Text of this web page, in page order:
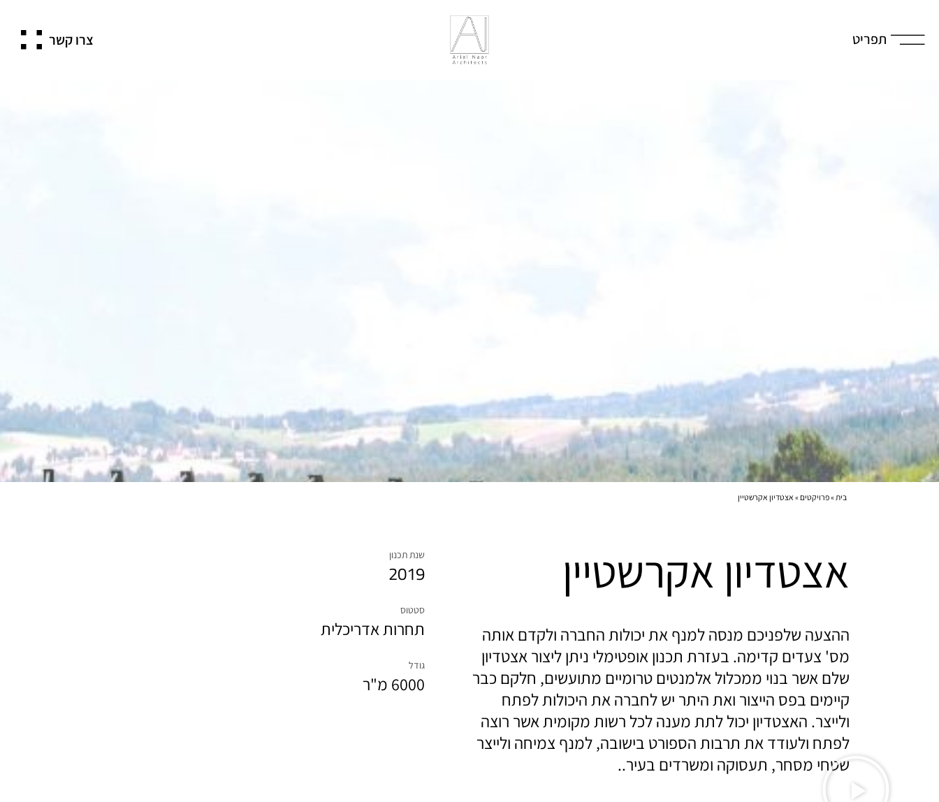
תפריט צרו קשר
בית»פרויקטים» אצטדיון אקרשטיין
אצטדיון אקרשטיין
ההצעה שלפניכם מנסה למנף את יכולות החברה ולקדם אותה
מס' צעדים קדימה. בעזרת תכנון אופטימלי ניתן ליצור אצטדיון
שלם אשר בנוי ממכלול אלמנטים טרומיים מתועשים, חלקם כבר
קיימים בפס הייצור ואת היתר יש לחברה את היכולות לפתח
ולייצר. האצטדיון יכול לתת מענה לכל רשות מקומית אשר רוצה
לפתח ולעודד את תרבות הספורט בישובה, למנף צמיחה ולייצר
שטחי מסחר, תעסוקה ומשרדים בעיר..
שנת תכנון
2019
סטטוס
תחרות אדריכלית
גודל
6000 מ"ר